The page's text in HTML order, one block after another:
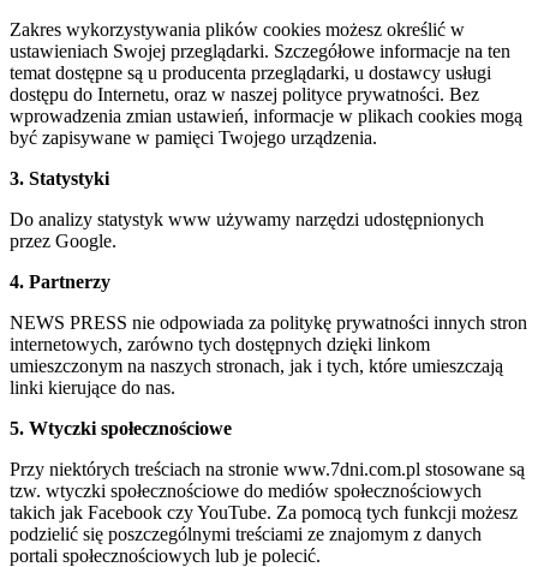
Zakres wykorzystywania plików cookies możesz określić w
ustawieniach Swojej przeglądarki. Szczegółowe informacje na ten
temat dostępne są u producenta przeglądarki, u dostawcy usługi
dostępu do Internetu, oraz w naszej polityce prywatności. Bez
wprowadzenia zmian ustawień, informacje w plikach cookies mogą
być zapisywane w pamięci Twojego urządzenia.
3. Statystyki
Do analizy statystyk www używamy narzędzi udostępnionych
przez Google.
4. Partnerzy
NEWS PRESS nie odpowiada za politykę prywatności innych stron
internetowych, zarówno tych dostępnych dzięki linkom
umieszczonym na naszych stronach, jak i tych, które umieszczają
linki kierujące do nas.
5. Wtyczki społecznościowe
Przy niektórych treściach na stronie www.7dni.com.pl stosowane są
tzw. wtyczki społecznościowe do mediów społecznościowych
takich jak Facebook czy YouTube. Za pomocą tych funkcji możesz
podzielić się poszczególnymi treściami ze znajomym z danych
portali społecznościowych lub je polecić.